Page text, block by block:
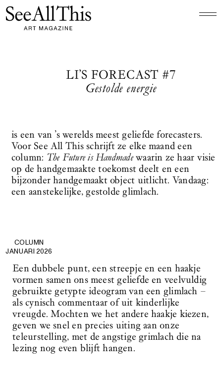
Logo See All This, linkt naar de homepage
LI’S FORECAST #7
Gestolde energie
is een van ’s werelds meest geliefde forecasters.
Voor See All This schrijft ze elke maand een
column: The Future is Handmadewaarin ze haar visie
op de handgemaakte toekomst deelt en een
bijzonder handgemaakt object uitlicht. Vandaag:
een aanstekelijke, gestolde glimlach.
COLUMN
JANUARI 2026
Een dubbele punt, een streepje en een haakje
vormen samen ons meest geliefde en veelvuldig
gebruikte getypte ideogram van een glimlach –
als cynisch commentaar of uit kinderlijke
vreugde. Mochten we het andere haakje kiezen,
geven we snel en precies uiting aan onze
teleurstelling, met de angstige grimlach die na
lezing nog even blijft hangen.